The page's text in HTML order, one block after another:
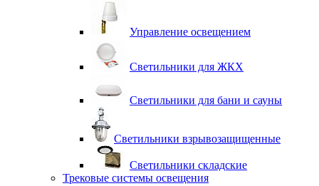
Управление освещением
Светильники для ЖКХ
Светильники для бани и сауны
Светильники взрывозащищенные
Светильники складские
Трековые системы освещения